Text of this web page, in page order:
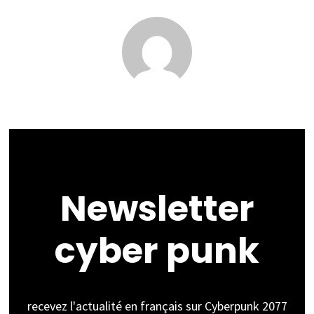
Newsletter
cyber punk
recevez l'actualité en français sur Cyberpunk 2077